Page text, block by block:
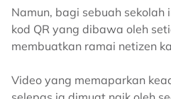
Namun, bagi sebuah sekolah
kod QR yang dibawa oleh
membuatkan ramai netizen
Video yang memaparkan